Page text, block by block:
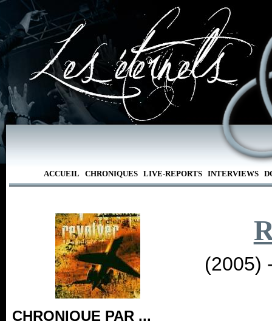
ACCUEIL CHRONIQUES LIVE-REPORTS INTERVIEWS
CHRONIQUE PAR ...
(2005)